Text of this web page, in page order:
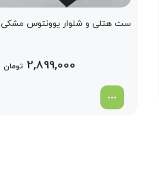
ست هتلی و شلوار یوونتوس مشکی
2,899,000 تومان